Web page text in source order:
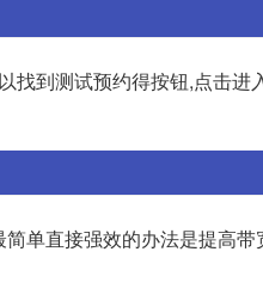
找到测试预约得按钮,点击
单直接强效的办法是提高